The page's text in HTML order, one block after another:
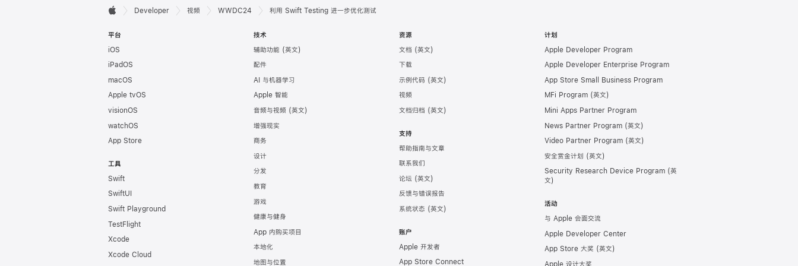
开
发
者
页
脚

Developer 视频 WWDC24 利用 Swift Testing 进一步优化测试
平台
iOS
iPadOS
macOS
Apple tvOS
visionOS
watchOS
App Store
工具
Swift
SwiftUI
Swift Playground
TestFlight
Xcode
Xcode Cloud
技术
辅助功能
配件
AI 与机器学习
Apple 智能
音频与视频
增强现实
商务
设计
分发
教育
游戏
健康与健身
App 内购买项目
本地化
地图与位置
资源
文档
下载
示例代码
视频
文档归档
支持
帮助指南与文章
联系我们
论坛
反馈与错误报告
系统状态
账户
Apple 开发者
App Store Connect
计划
Apple Developer Program
Apple Developer Enterprise Program
App Store Small Business Program
MFi Program
Mini Apps Partner Program
News Partner Program
Video Partner Program
安全赏金计划
Security Research Device Program
活动
与 Apple 会面交流
Apple Developer Center
App Store 大奖
Apple 设计大奖